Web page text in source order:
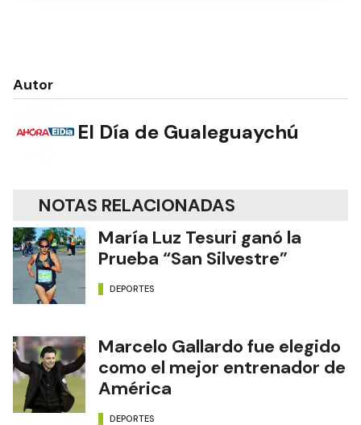
Autor
El Día de Gualeguaychú
NOTAS RELACIONADAS
María Luz Tesuri ganó la
Prueba “San Silvestre”
DEPORTES
Marcelo Gallardo fue elegido
como el mejor entrenador de
América
DEPORTES